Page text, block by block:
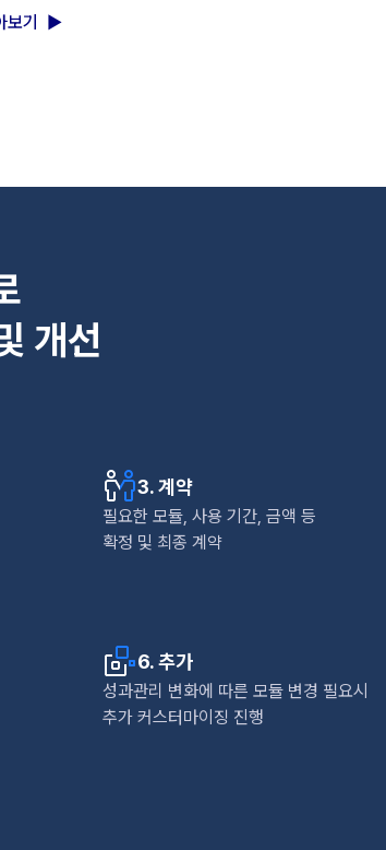
보기 ▶
개선
3. 계약
필요한 모듈, 사용 기간, 금액 등
확정 및 최종 계약
6. 추가
성과관리 변화에 따른 모듈 변경 필요시
추가 커스터마이징 진행